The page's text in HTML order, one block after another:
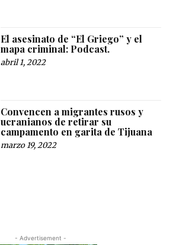
El asesinato de “El Griego” y el
mapa criminal: Podcast.
abril 1, 2022
Convencen a migrantes rusos y
ucranianos de retirar su
campamento en garita de Tijuana
marzo 19, 2022
- Advertisement -